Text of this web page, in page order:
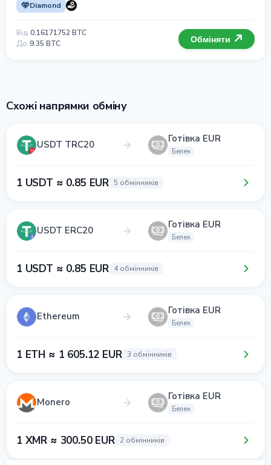
Diamond
Від 0.16171752 BTC
До 9.35 BTC Обміняти
Схожі напрямки обміну
USDT TRC20 Готівка EUR
Белек
1 USDT ≈ 0.85 EUR 5 обмінників
USDT ERC20 Готівка EUR
Белек
1 USDT ≈ 0.85 EUR 4 обмінників
Ethereum Готівка EUR
Белек
1 ETH ≈ 1 605.12 EUR 3 обмінників
Monero Готівка EUR
Белек
1 XMR ≈ 300.50 EUR 2 обмінників